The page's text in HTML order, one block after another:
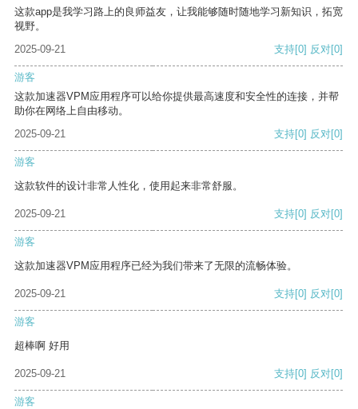
这款app是我学习路上的良师益友，让我能够随时随地学习新知识，拓宽
视野。
2025-09-21
支持[0] 反对[0]
游客
这款加速器VPM应用程序可以给你提供最高速度和安全性的连接，并帮
助你在网络上自由移动。
2025-09-21
支持[0] 反对[0]
游客
这款软件的设计非常人性化，使用起来非常舒服。
2025-09-21 支持[0] 反对[0]
游客
这款加速器VPM应用程序已经为我们带来了无限的流畅体验。
2025-09-21 支持[0] 反对[0]
游客
超棒啊 好用
2025-09-21 支持[0] 反对[0]
游客